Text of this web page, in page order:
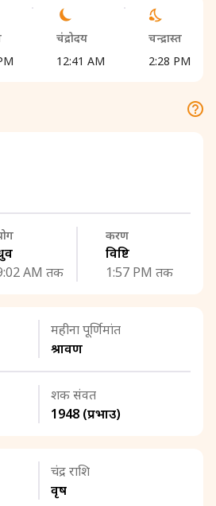
चंद्रोदय
12:41 AM
चन्द्रास्त
2:28 PM
AM तक
करण
विष्टि
1:57 PM तक
महीना पूर्णिमांत
श्रावण
शक संवत
1948 (प्रभाउ)
चंद्र राशि
वृष